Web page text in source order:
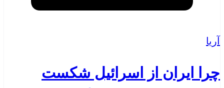
آریا
چرا ایران از اسرائیل شکست